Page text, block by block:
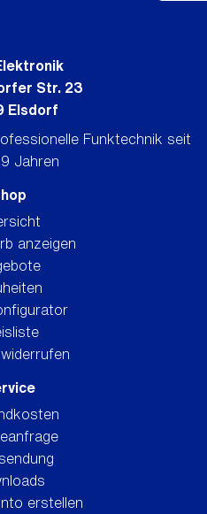
anzeigen
erstellen
Str. 23
Elsdorf
Funktechnik seit
Jahren